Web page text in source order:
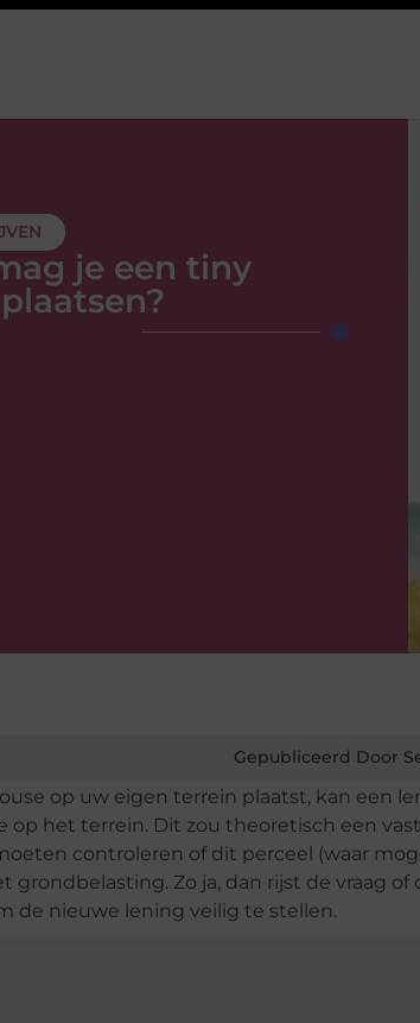
je een tiny
Gepubliceerd Door
op uw eigen terrein plaatst, kan een
op het terrein. Dit zou theoretisch een
controleren of dit perceel (waar
grondbelasting. Zo ja, dan rijst de vraag
de nieuwe lening veilig te stellen.